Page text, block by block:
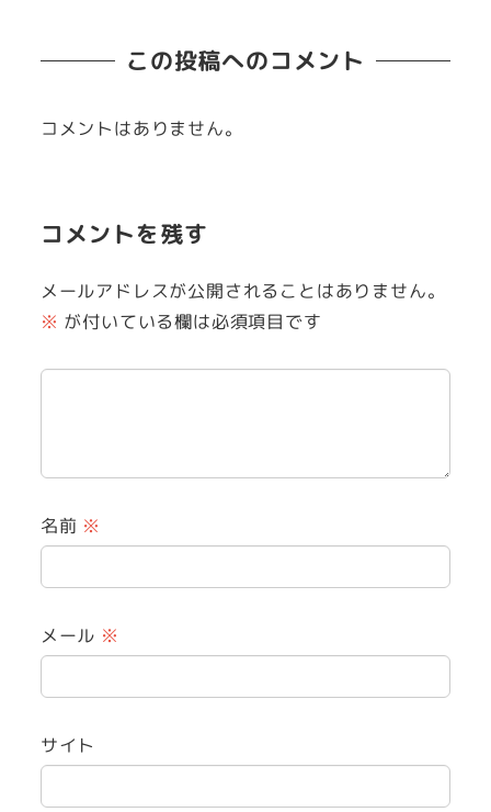
この投稿へのコメント
コメントはありません。
コメントを残す
メールアドレスが公開されることはありません。
※ が付いている欄は必須項目です
名前 ※
メール ※
サイト